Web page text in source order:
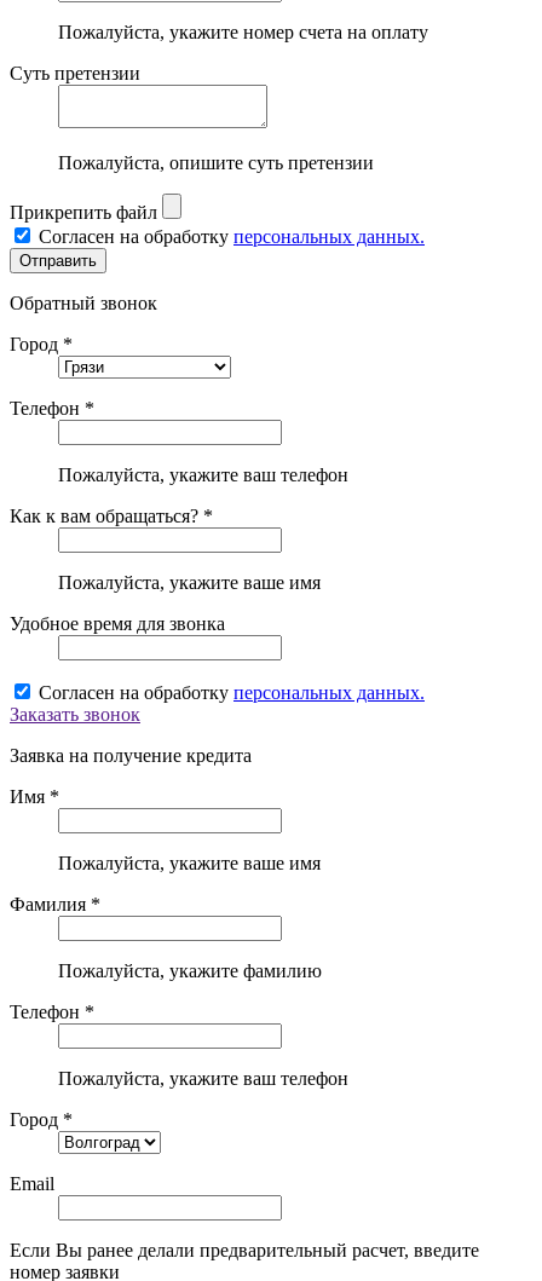
Пожалуйста, укажите номер счета на оплату
Суть претензии
Пожалуйста, опишите суть претензии
Прикрепить файл
Согласен на обработку персональных данных.
Обратный звонок
Город *
Телефон *
Пожалуйста, укажите ваш телефон
Как к вам обращаться? *
Пожалуйста, укажите ваше имя
Удобное время для звонка
Согласен на обработку персональных данных.
Заказать звонок
Заявка на получение кредита
Имя *
Пожалуйста, укажите ваше имя
Фамилия *
Пожалуйста, укажите фамилию
Телефон *
Пожалуйста, укажите ваш телефон
Город *
Email
Если Вы ранее делали предварительный расчет, введите
номер заявки